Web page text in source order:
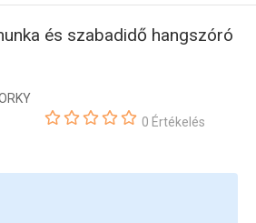
és szabadidő hangszóró
0 Értékelés